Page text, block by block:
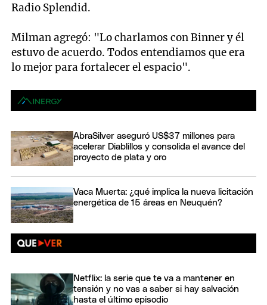
Radio Splendid.
Milman agregó: "Lo charlamos con Binner y él
estuvo de acuerdo. Todos entendiamos que era
lo mejor para fortalecer el espacio".
AbraSilver aseguró US$37 millones para
acelerar Diablillos y consolida el avance del
proyecto de plata y oro
Vaca Muerta: ¿qué implica la nueva licitación
energética de 15 áreas en Neuquén?
Netflix: la serie que te va a mantener en
tensión y no vas a saber si hay salvación
hasta el último episodio